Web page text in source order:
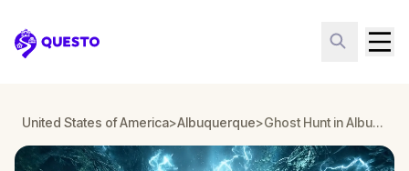
Questo
United States of America>Albuquerque> Ghost Hunt in Albuquerque